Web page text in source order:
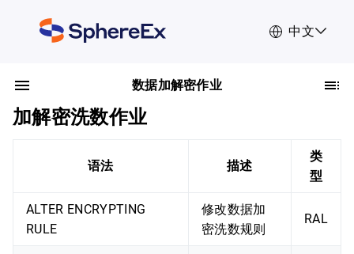
中文
数据加解密作业
加解密洗数作业
语法 描述
类
型
ALTER ENCRYPTING
RULE
修改数据加
密洗数规则
RAL